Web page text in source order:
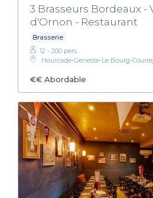
3 Brasseurs Bordeaux -
d'Ornon - Restaurant
Brasserie
12 - 200 pers.
Hourcade-Geneste-Le Bourg-
€€ Abordable